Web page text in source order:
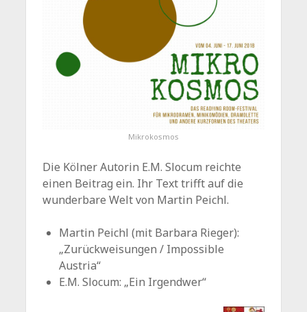
Mikrokosmos
Die Kölner Autorin E.M. Slocum reichte
einen Beitrag ein. Ihr Text trifft auf die
wunderbare Welt von Martin Peichl.
Martin Peichl (mit Barbara Rieger):
„Zurückweisungen / Impossible
Austria“
E.M. Slocum: „Ein Irgendwer“